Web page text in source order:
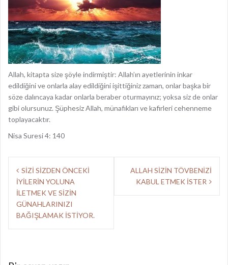
Allah, kitapta size şöyle indirmiştir: Allah’ın ayetlerinin inkar
edildiğini ve onlarla alay edildiğini işittiğiniz zaman, onlar başka bir
söze dalıncaya kadar onlarla beraber oturmayınız; yoksa siz de onlar
gibi olursunuz. Şüphesiz Allah, münafıkları ve kafirleri cehenneme
toplayacaktır.
Nisa Suresi 4: 140
o
SİZİ SİZDEN ÖNCEKİ
İYİLERİN YOLUNA
İLETMEK VE SİZİN
GÜNAHLARINIZI
BAĞIŞLAMAK İSTİYOR.
ALLAH SİZİN TÖVBENİZİ
KABUL ETMEK İSTER